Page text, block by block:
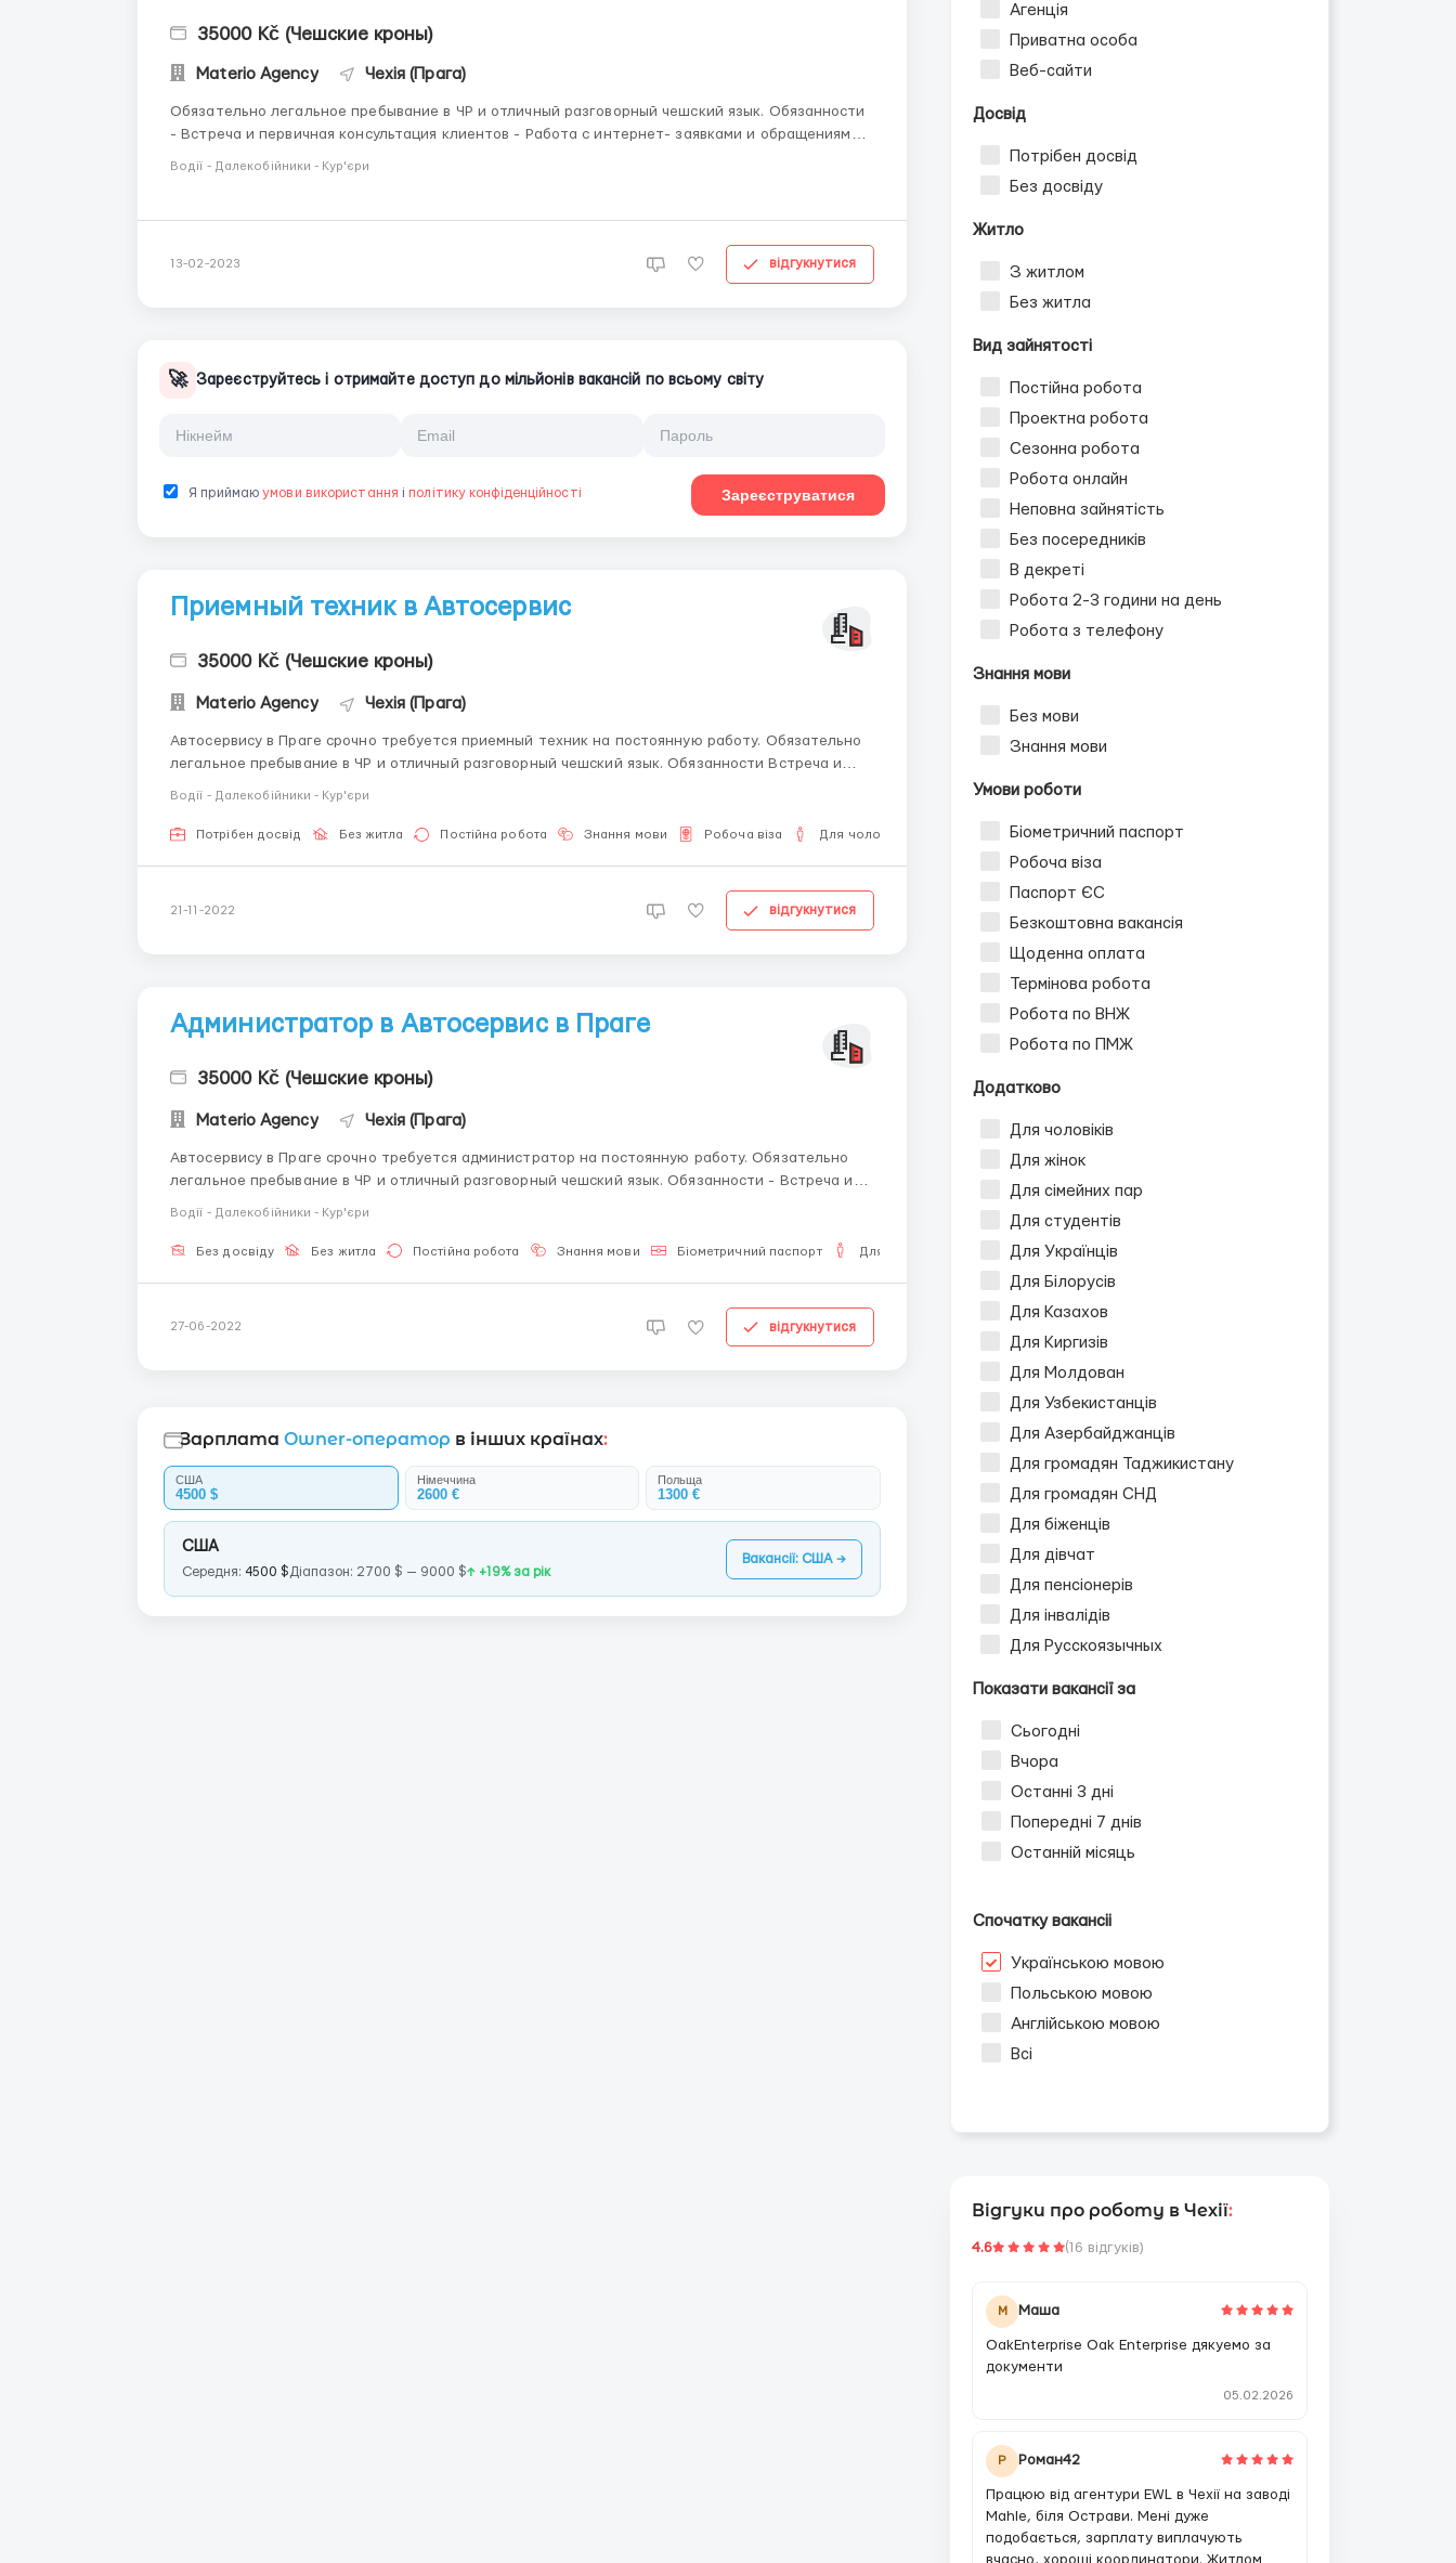
35000 Kč (Чешские кроны)
Materio Agency Чехія (Прага)
Обязательно легальное пребывание в ЧР и отличный разговорный чешский язык. Обязанности
- Встреча и первичная консультация клиентов - Работа с интернет- заявками и обращениями -
Водії - Далекобійники - Кур'єри
13-02-2023 відгукнутися
🚀 Зареєструйтесь і отримайте доступ до мільйонів вакансій по всьому світу
Я приймаюумови використання і політику конфіденційності Зареєструватися
Приемный техник в Автосервис
35000 Kč (Чешские кроны)
Materio Agency Чехія (Прага)
Автосервису в Праге срочно требуется приемный техник на постоянную работу. Обязательно
легальное пребывание в ЧР и отличный разговорный чешский язык. Обязанности Встреча и
первичная консультация клиентов Работа с интернет- заявками и обращениями Запись на
Водії - Далекобійники - Кур'єри
Потрібен досвід Без житла Постійна робота Знання мови Робоча віза Для чоловіків
21-11-2022 відгукнутися
Администратор в Автосервис в Праге
35000 Kč (Чешские кроны)
Materio Agency Чехія (Прага)
Автосервису в Праге срочно требуется администратор на постоянную работу. Обязательно
легальное пребывание в ЧР и отличный разговорный чешский язык. Обязанности - Встреча и
первичная консультация клиентов - Работа с интернет- заявками и обращениями - Запись на
Водії - Далекобійники - Кур'єри
Без досвіду Без житла Постійна робота Знання мови Біометричний паспорт Для чоловіків
27-06-2022 відгукнутися
Зарплата Owner-оператор в інших країнах:
США
4500 $
Німеччина
2600 €
Польща
1300 €
США
Середня: 4500 $Діапазон: 2700 $ — 9000 $↑ +19% за рік
Вакансії: США →
Агенція
Приватна особа
Веб-сайти
Досвід
Потрібен досвід
Без досвіду
Житло
З житлом
Без житла
Вид зайнятості
Постійна робота
Проектна робота
Сезонна робота
Робота онлайн
Неповна зайнятість
Без посередників
В декреті
Робота 2-3 години на день
Робота з телефону
Знання мови
Без мови
Знання мови
Умови роботи
Біометричний паспорт
Робоча віза
Паспорт ЄС
Безкоштовна вакансія
Щоденна оплата
Термінова робота
Робота по ВНЖ
Робота по ПМЖ
Додатково
Для чоловіків
Для жінок
Для сімейних пар
Для студентів
Для Українців
Для Білорусів
Для Казахов
Для Киргизів
Для Молдован
Для Узбекистанців
Для Азербайджанців
Для громадян Таджикистану
Для громадян СНД
Для біженців
Для дівчат
Для пенсіонерів
Для інвалідів
Для Русскоязычных
Показати вакансії за
Сьогодні
Вчора
Останні 3 дні
Попередні 7 днів
Останній місяць
Спочатку вакансіі
Українською мовою
Польською мовою
Англійською мовою
Всі
Відгуки про роботу в Чехії:
4.6 (16 відгуків)
М Маша
OakEnterprise Oak Enterprise дякуемо за
документи
05.02.2026
Р Роман42
Працюю від агентури EWL в Чехії на заводі
Mahle, біля Острави. Мені дуже
подобається, зарплату виплачують
вчасно, хороші координатори. Житлом